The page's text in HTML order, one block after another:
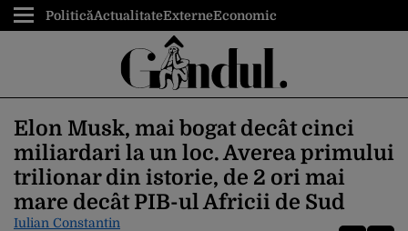
PoliticăActualitateExterneEconomic
Elon Musk, mai bogat decât cinci
miliardari la un loc. Averea primului
trilionar din istorie, de 2 ori mai
mare decât PIB-ul Africii de Sud
Iulian Constantin